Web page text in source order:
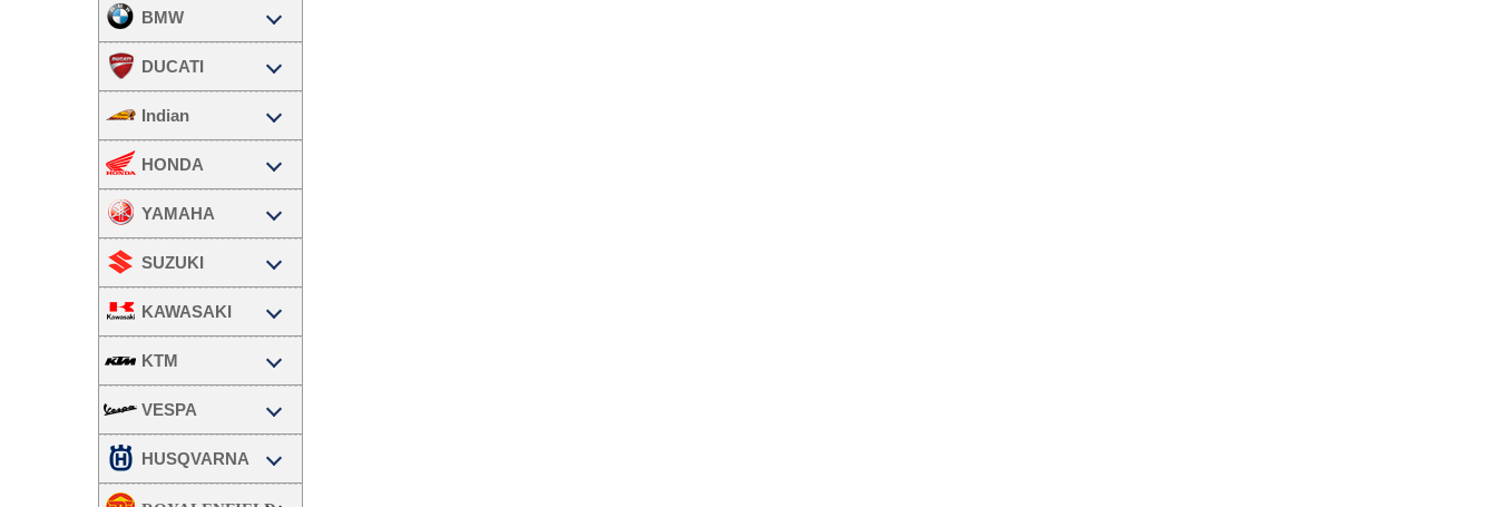
BMW
DUCATI
Indian
HONDA
YAMAHA
SUZUKI
KAWASAKI
KTM
VESPA
HUSQVARNA